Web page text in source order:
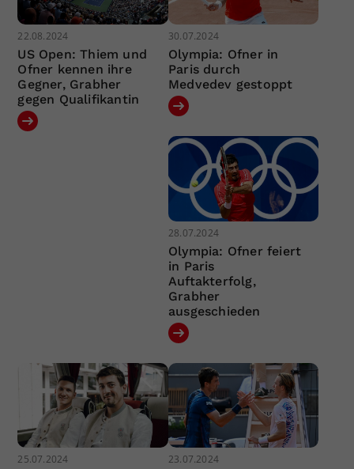
22.08.2024
US Open: Thiem und
Ofner kennen ihre
Gegner, Grabher
gegen Qualifikantin
30.07.2024
Olympia: Ofner in
Paris durch
Medvedev gestoppt
28.07.2024
Olympia: Ofner feiert
in Paris
Auftakterfolg,
Grabher
ausgeschieden
25.07.2024 23.07.2024